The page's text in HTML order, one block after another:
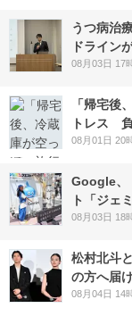
うつ病治
ドライン
08月03日 17
「帰宅後
トレス
08月01日 20
Google、
ト「ジェ
08月03日 18
松村北斗
の方へ届
08月04日 14